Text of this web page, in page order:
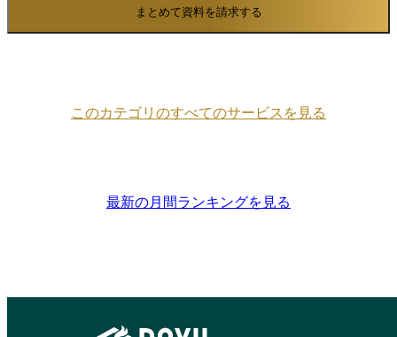
まとめて資料を請求する
このカテゴリのすべてのサービスを見る
最新の月間ランキングを見る